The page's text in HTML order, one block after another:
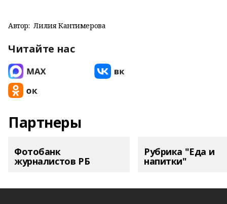
Автор: Лилия Кантимерова
Читайте нас
Партнеры
Фотобанк
журналистов РБ
Рубрика "Еда и
напитки"